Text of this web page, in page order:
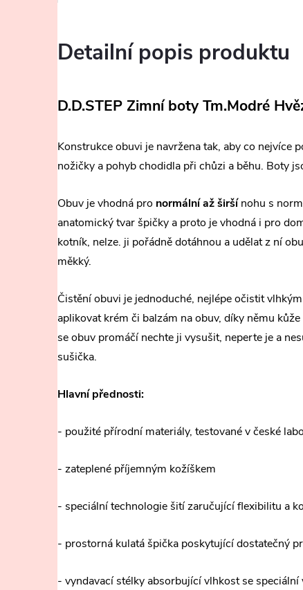
Detailní popis produktu
D.D.STEP Zimní boty Tm.Modré
Konstrukce obuvi je navržena tak, aby co nejvíce
nožičky a pohyb chodidla při chůzi a běhu. Boty
Obuv je vhodná pro normální až širšínohu s
anatomický tvar špičky a proto je vhodná i pro
kotník, nelze. ji pořádně dotáhnou a udělat z ní
měkký.
Čistění obuvi je jednoduché, nejlépe očistit
aplikovat krém či balzám na obuv, díky němu
se obuv promáčí nechte ji vysušit, neperte je a
sušička.
Hlavní přednosti:
- použité přírodní materiály, testované v české
- zateplené příjemným kožíškem
- speciální technologie šití zaručující flexibilitu a
- prostorná kulatá špička poskytující dostatečný
- vyndavací stélky absorbující vlhkost se